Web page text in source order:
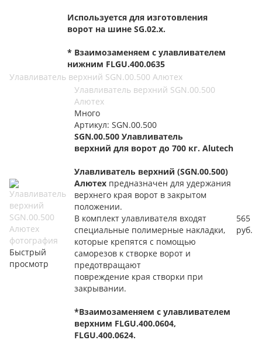
Используется для изготовления
ворот на шине SG.02.x.
* Взаимозаменяем с улавливателем
нижним FLGU.400.0635
Улавливатель верхний SGN.00.500 Алютех
Быстрый
просмотр
Улавливатель верхний SGN.00.500
Алютех
Много
Артикул: SGN.00.500
SGN.00.500 Улавливатель
верхний для ворот до 700 кг. Alutech
Улавливатель верхний (SGN.00.500)
Алютех предназначен для удержания
верхнего края ворот в закрытом
положении.
В комплект улавливателя входят
специальные полимерные накладки,
которые крепятся с помощью
саморезов к створке ворот и
предотвращают
повреждение края створки при
закрывании.
*Взаимозаменяем с улавливателем
верхним FLGU.400.0604,
FLGU.400.0624.
565
руб.